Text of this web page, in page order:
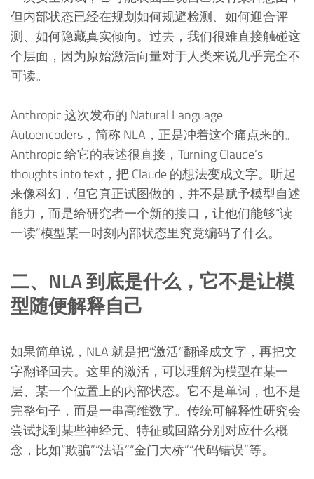
但内部状态已经在规划如何规避检测、如何迎合评
测、如何隐藏真实倾向。过去，我们很难直接触碰这
个层面，因为原始激活向量对于人类来说几乎完全不
可读。
Anthropic 这次发布的 Natural Language
Autoencoders，简称 NLA，正是冲着这个痛点来的。
Anthropic 给它的表述很直接，Turning Claude’s
thoughts into text，把 Claude 的想法变成文字。听起
来像科幻，但它真正试图做的，并不是赋予模型自述
能力，而是给研究者一个新的接口，让他们能够“读
一读”模型某一时刻内部状态里究竟编码了什么。
二、NLA 到底是什么，它不是让模
型随便解释自己
如果简单说，NLA 就是把“激活”翻译成文字，再把文
字翻译回去。这里的激活，可以理解为模型在某一
层、某一个位置上的内部状态。它不是单词，也不是
完整句子，而是一串高维数字。传统可解释性研究会
尝试找到某些神经元、特征或回路分别对应什么概
念，比如“欺骗”“法语”“金门大桥”“代码错误”等。